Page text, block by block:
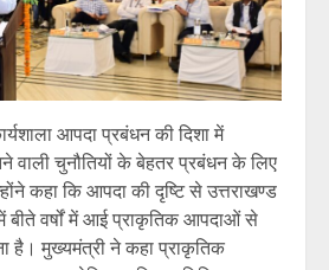
आपदा प्रबंधन की दिशा में
वाली चुनौतियों के बेहतर प्रबंधन के लिए
कहा कि आपदा की दृष्टि से उत्तराखण्ड
बीते वर्षों में आई प्राकृतिक आपदाओं से
है। मुख्यमंत्री ने कहा प्राकृतिक